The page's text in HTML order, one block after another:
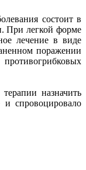
состоит в
При легкой форме
лечение в виде
поражении
назначить
и спровоцировало